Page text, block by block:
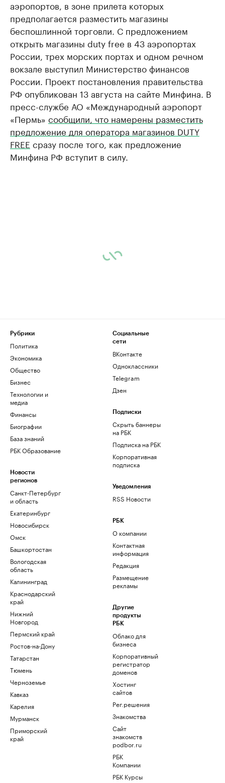
аэропортов, в зоне прилета которых
предполагается разместить магазины
беспошлинной торговли. С предложением
открыть магазины duty free в 43 аэропортах
России, трех морских портах и одном речном
вокзале выступил Министерство финансов
России. Проект постановления правительства
РФ опубликован 13 августа на сайте Минфина. В
пресс-службе АО «Международный аэропорт
«Пермь» сообщили, что намерены разместить
предложение для оператора магазинов DUTY
FREE сразу после того, как предложение
Минфина РФ вступит в силу.
Рубрики
Политика
Экономика
Общество
Бизнес
Технологии и
медиа
Финансы
Биографии
База знаний
РБК Образование
Новости
регионов
Санкт-Петербург
и область
Екатеринбург
Новосибирск
Омск
Башкортостан
Вологодская
область
Калининград
Краснодарский
край
Нижний
Новгород
Пермский край
Ростов-на-Дону
Татарстан
Тюмень
Черноземье
Кавказ
Карелия
Мурманск
Приморский
край
Социальные
сети
ВКонтакте
Одноклассники
Telegram
Дзен
Подписки
Скрыть баннеры
на РБК
Подписка на РБК
Корпоративная
подписка
Уведомления
RSS Новости
РБК
О компании
Контактная
информация
Редакция
Размещение
рекламы
Другие
продукты
РБК
Облако для
бизнеса
Корпоративный
регистратор
доменов
Хостинг
сайтов
Рег.решения
Знакомства
Сайт
знакомств
podbor.ru
РБК
Компании
РБК Курсы